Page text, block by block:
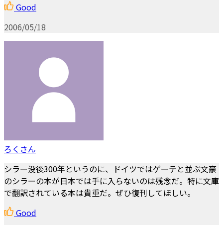
Good
2006/05/18
ろくさん
シラー没後300年というのに、ドイツではゲーテと並ぶ文豪
のシラーの本が日本では手に入らないのは残念だ。特に文庫
で翻訳されている本は貴重だ。ぜひ復刊してほしい。
Good